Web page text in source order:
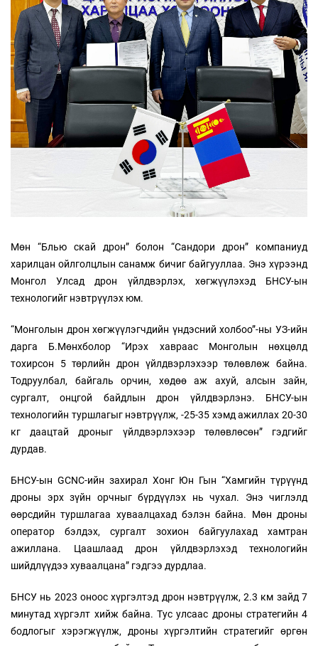
Мөн “Блью скай дрон” болон “Сандори дрон” компаниуд
харилцан ойлголцлын санамж бичиг байгууллаа. Энэ хүрээнд
Монгол Улсад дрон үйлдвэрлэх, хөгжүүлэхэд БНСУ-ын
технологийг нэвтрүүлэх юм.
“Монголын дрон хөгжүүлэгчдийн үндэсний холбоо”-ны УЗ-ийн
дарга Б.Мөнхболор “Ирэх хавраас Монголын нөхцөлд
тохирсон 5 төрлийн дрон үйлдвэрлэхээр төлөвлөж байна.
Тодруулбал, байгаль орчин, хөдөө аж ахуй, алсын зайн,
сургалт, онцгой байдлын дрон үйлдвэрлэнэ. БНСУ-ын
технологийн туршлагыг нэвтрүүлж, -25-35 хэмд ажиллах 20-30
кг даацтай дроныг үйлдвэрлэхээр төлөвлөсөн” гэдгийг
дурдав.
БНСУ-ын GCNC-ийн захирал Хонг Юн Гын “Хамгийн түрүүнд
дроны эрх зүйн орчныг бүрдүүлэх нь чухал. Энэ чиглэлд
өөрсдийн туршлагаа хуваалцахад бэлэн байна. Мөн дроны
оператор бэлдэх, сургалт зохион байгуулахад хамтран
ажиллана. Цаашлаад дрон үйлдвэрлэхэд технологийн
шийдлүүдээ хуваалцана” гэдгээ дурдлаа.
БНСУ нь 2023 оноос хүргэлтэд дрон нэвтрүүлж, 2.3 км зайд 7
минутад хүргэлт хийж байна. Тус улсаас дроны стратегийн 4
бодлогыг хэрэгжүүлж, дроны хүргэлтийн стратегийг өргөн